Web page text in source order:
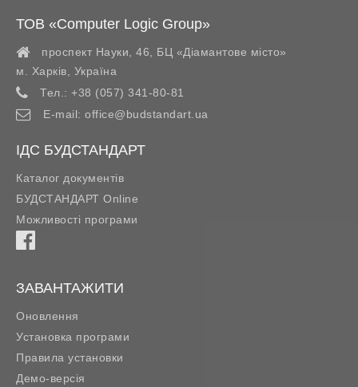
ТОВ «Computer Logic Group»
проспект Науки, 46, БЦ «Діамантове місто»
м. Харків
Україна
Тел.: +38 (057) 341-80-81
E-mail: office@budstandart.ua
ІДС БУДСТАНДАРТ
Каталог документів
БУДСТАНДАРТ Online
Можливості програми
ЗАВАНТАЖИТИ
Оновлення
Установка програми
Правила установки
Демо-версія